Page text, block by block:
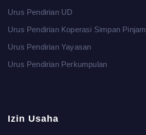
Urus Pendirian UD
Urus Pendirian Koperasi Simpan Pinjam
Urus Pendirian Yayasan
Urus Pendirian Perkumpulan
Izin Usaha